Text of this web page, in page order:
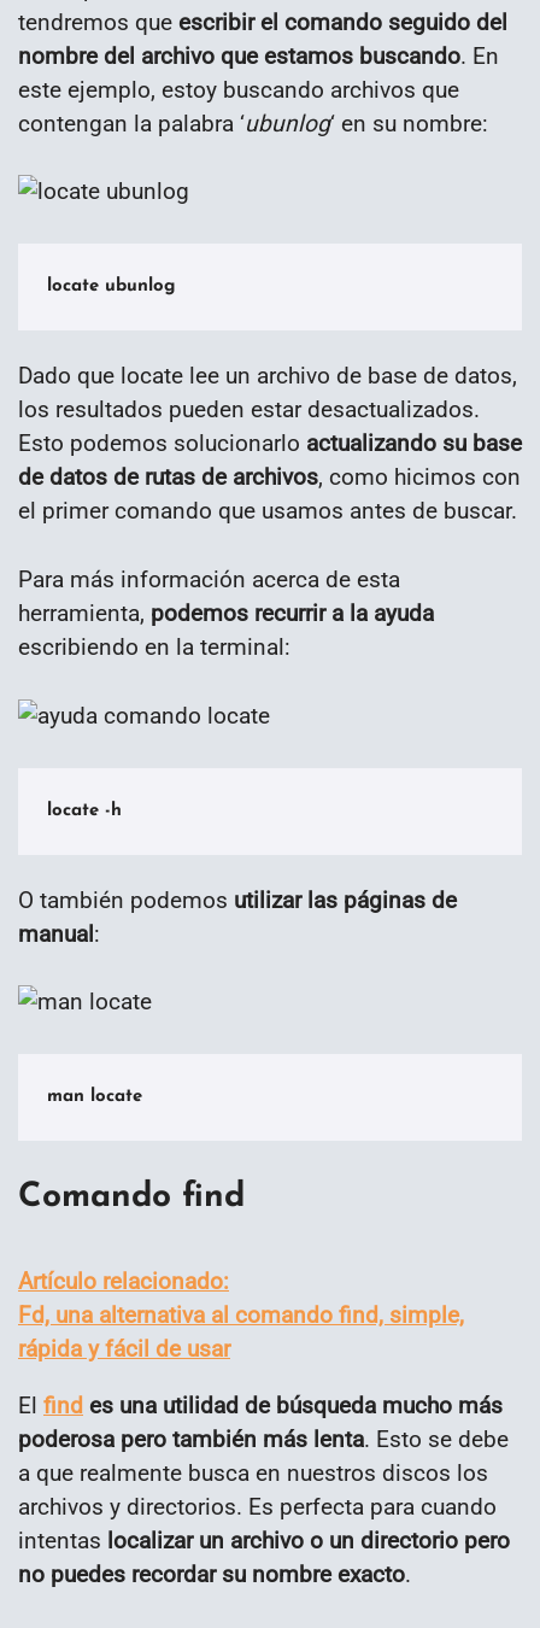
tendremos que escribir el comando seguido del
nombre del archivo que estamos buscando. En
este ejemplo, estoy buscando archivos que
contengan la palabra ‘ubunlog‘ en su nombre:
locate ubunlog
Dado que locate lee un archivo de base de datos,
los resultados pueden estar desactualizados.
Esto podemos solucionarlo actualizando su base
de datos de rutas de archivos, como hicimos con
el primer comando que usamos antes de buscar.
Para más información acerca de esta
herramienta, podemos recurrir a la ayuda
escribiendo en la terminal:
locate -h
O también podemos utilizar las páginas de
manual:
man locate
Comando find
Artículo relacionado:
Fd, una alternativa al comando find, simple,
rápida y fácil de usar
El find es una utilidad de búsqueda mucho más
poderosa pero también más lenta. Esto se debe
a que realmente busca en nuestros discos los
archivos y directorios. Es perfecta para cuando
intentas localizar un archivo o un directorio pero
no puedes recordar su nombre exacto.